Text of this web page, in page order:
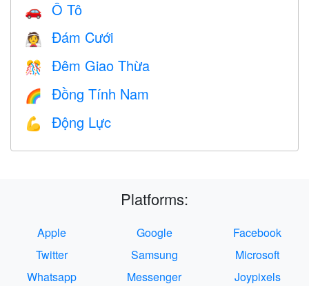
🚗 Ô Tô
👰 Đám Cưới
🎊 Đêm Giao Thừa
🌈 Đồng Tính Nam
💪 Động Lực
Platforms:
Apple Google
Facebook
Twitter
Samsung
Microsoft
Whatsapp
Messenger
Joypixels